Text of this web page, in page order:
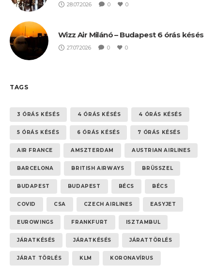
28.07.2026 0 0
Wizz Air Milánó – Budapest 6 órás késés
27.07.2026 0 0
TAGS
3 ÓRÁS KÉSÉS 4 ÓRÁS KÉSÉS 4 ÓRÁS KÉSÉS
5 ÓRÁS KÉSÉS 6 ÓRÁS KÉSÉS 7 ÓRÁS KÉSÉS
AIR FRANCE AMSZTERDAM AUSTRIAN AIRLINES
BARCELONA BRITISH AIRWAYS BRÜSSZEL
BUDAPEST BUDAPEST BÉCS BÉCS
COVID CSA CZECH AIRLINES EASYJET
EUROWINGS FRANKFURT ISZTAMBUL
JÁRATKÉSÉS JÁRATKÉSÉS JÁRATTÖRLÉS
JÁRAT TÖRLÉS KLM KORONAVÍRUS